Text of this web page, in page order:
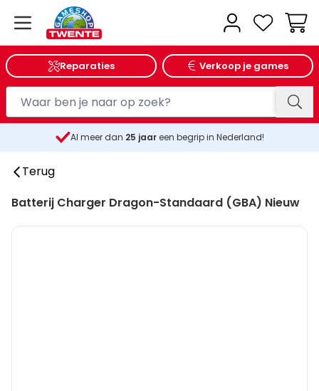
Reparaties Verkoop je games
Al meer dan 25 jaareen begrip in Nederland!
Terug
Batterij Charger Dragon-Standaard (GBA) Nieuw